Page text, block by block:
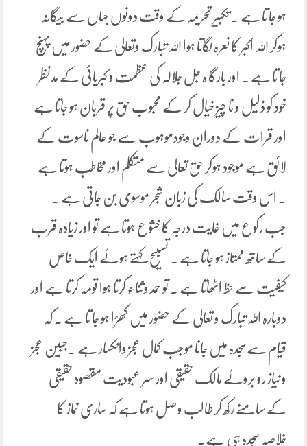
ہو جا تا ہے ۔ تکبیر تحریمہ کے وقت دونوں جہاں سے بیگانہ
ہوکر اللہ اکبر کا نعرہ لگاتا ہوا اللہ تبارک وتعالی کے حضور میں پہنچ
جا تا ہے ۔ اور بارگا ہ جل جلالہ کی عظمت و کبریائی کے مدنظر
خود کو ذلیل و نا چیز خیال کر کے محبوب حق پر قربان ہو جاتا ہے
اور قرات کے دوران وجودموہوب سے جو عالم ناسوت کے
لائق ہے موجود ہوکر حق تعالی سے متکلم اور مخاطب ہوتا ہے
۔ اس وقت سالک کی زبان شجر موسوی بن جاتی ہے ۔
جب رکوع میں غایت درجہ کا خشوع ہوتا ہے تو اور زیادہ قرب
کے ساتھ ممتاز ہو جاتا ہے ۔ تسبیح کہتے ہوئے ایک خاص
کیفیت سے حظ اٹھاتا ہے ۔ تو حمد وثناء کرتا ہوا قومہ کرتا ہے اور
دوبارہ اللہ تبارک و تعالی کے حضور میں کھڑا ہو جا تا ہے ۔ کہ
قیام سےسجدہ میں جانا موجب کمال عجز وانکسار ہے ۔جبین عجز
و نیاز رو بروئے مالک حقیقی اور سر عبودیت مقصود حقیقی
کے سامنے رکھ کر طالب وصل ہوتا ہے کہ ساری نماز کا
خلاصہ سجدہ ہی ہے۔